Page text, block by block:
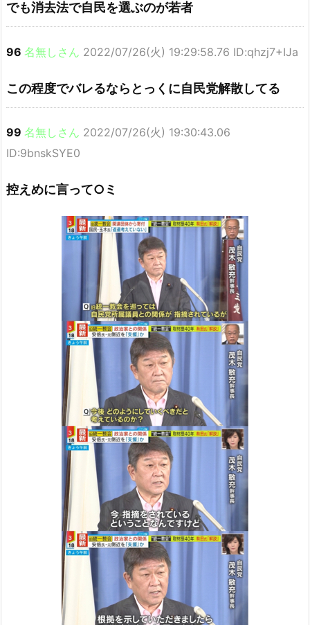
でも消去法で自民を選ぶのが若者
96 名無しさん 2022/07/26(火) 19:29:58.76 ID:qhzj7+IJa
この程度でバレるならとっくに自民党解散してる
99 名無しさん 2022/07/26(火) 19:30:43.06
ID:9bnskSYE0
控えめに言って○ミ